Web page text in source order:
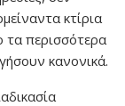
κτίρια
τα περισσότερα
κανονικά.